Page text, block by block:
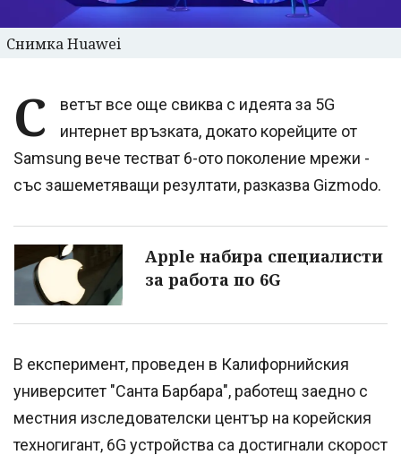
Снимка Huawei
С
ветът все още свиква с идеята за 5G
интернет връзката, докато корейците от
Samsung вече тестват 6-ото поколение мрежи -
със зашеметяващи резултати, разказва Gizmodo.
Apple набира специалисти
за работа по 6G
В експеримент, проведен в Калифорнийския
университет "Санта Барбара", работещ заедно с
местния изследователски център на корейския
техногигант, 6G устройства са достигнали скорост